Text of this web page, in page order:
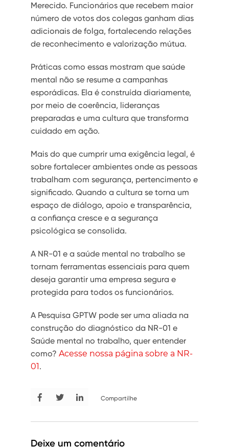
Merecido. Funcionários que recebem maior
número de votos dos colegas ganham dias
adicionais de folga, fortalecendo relações
de reconhecimento e valorização mútua.
Práticas como essas mostram que saúde
mental não se resume a campanhas
esporádicas. Ela é construída diariamente,
por meio de coerência, lideranças
preparadas e uma cultura que transforma
cuidado em ação.
Mais do que cumprir uma exigência legal, é
sobre fortalecer ambientes onde as pessoas
trabalham com segurança, pertencimento e
significado. Quando a cultura se torna um
espaço de diálogo, apoio e transparência,
a confiança cresce e a segurança
psicológica se consolida.
A NR-01 e a saúde mental no trabalho se
tornam ferramentas essenciais para quem
deseja garantir uma empresa segura e
protegida para todos os funcionários.
A Pesquisa GPTW pode ser uma aliada na
construção do diagnóstico da NR-01 e
Saúde mental no trabalho, quer entender
como? Acesse nossa página sobre a NR-
01.
Compartilhe
Deixe um comentário